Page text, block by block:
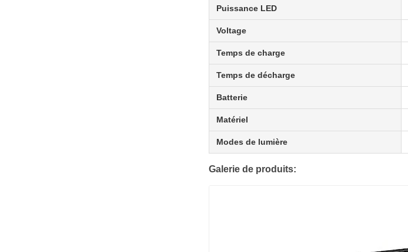
Puissance LED
Voltage
Temps de charge
Temps de décharge
Batterie
Matériel
Modes de lumière
Galerie de produits: